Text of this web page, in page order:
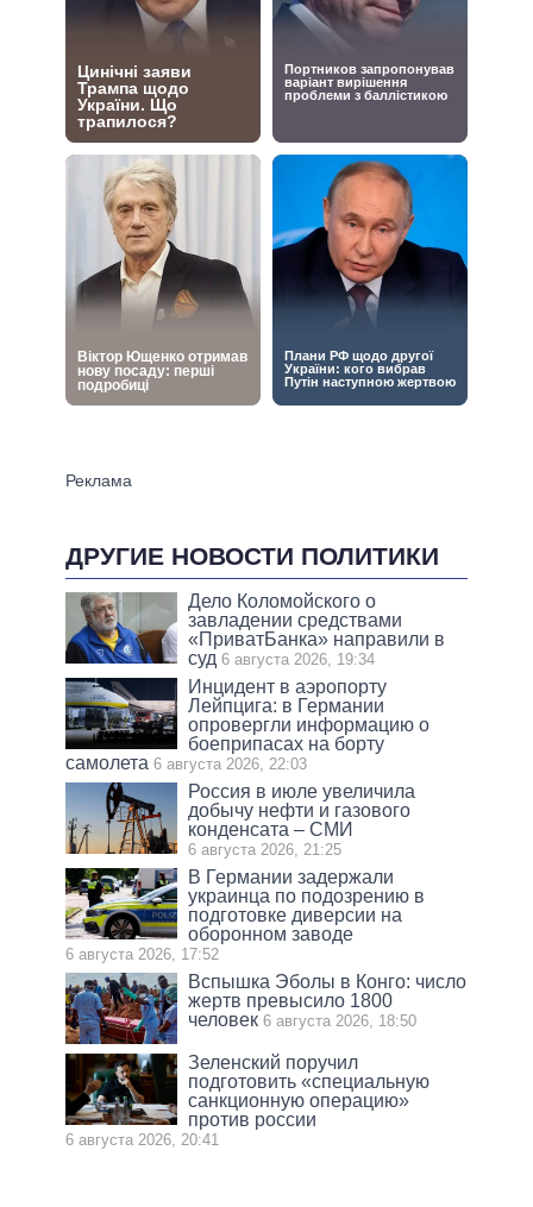
ДРУГИЕ НОВОСТИ ПОЛИТИКИ
Дело Коломойского о
завладении средствами
«ПриватБанка» направили в
суд 6 августа 2026, 19:34
Инцидент в аэропорту
Лейпцига: в Германии
опровергли информацию о
боеприпасах на борту
самолета 6 августа 2026, 22:03
Россия в июле увеличила
добычу нефти и газового
конденсата – СМИ
6 августа 2026, 21:25
В Германии задержали
украинца по подозрению в
подготовке диверсии на
оборонном заводе
6 августа 2026, 17:52
Вспышка Эболы в Конго: число
жертв превысило 1800
человек 6 августа 2026, 18:50
Зеленский поручил
подготовить «специальную
санкционную операцию»
против россии
6 августа 2026, 20:41